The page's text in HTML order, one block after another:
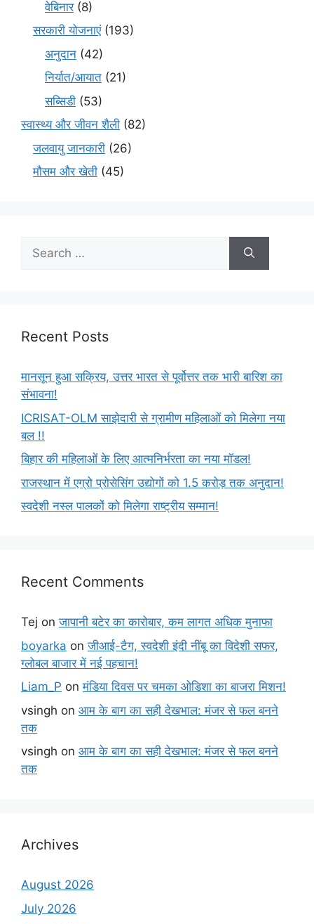
वेबिनार(8)
सरकारी योजनाएं(193)
अनुदान (42)
निर्यात/आयात (21)
सब्सिडी (53)
स्वास्थ्य और जीवन शैली (82)
जलवायु जानकारी (26)
मौसम और खेती (45)
Recent Posts
मानसून हुआ सक्रिय, उत्तर भारत से पूर्वोत्तर तक भारी बारिश का
संभावना!
ICRISAT-OLM साझेदारी से ग्रामीण महिलाओं को मिलेगा नया
बल !!
बिहार की महिलाओं के लिए आत्मनिर्भरता का नया मॉडल!
राजस्थान में एग्रो प्रोसेसिंग उद्योगों को 1.5 करोड़ तक अनुदान!
स्वदेशी नस्ल पालकों को मिलेगा राष्ट्रीय सम्मान!
Recent Comments
Tej onजापानी बटेर का कारोबार, कम लागत अधिक मुनाफा
boyarka onजीआई-टैग, स्वदेशी इंदी नींबू का विदेशी सफर,
ग्लोबल बाजार में नई पहचान!
Liam_P onमंडिया दिवस पर चमका ओडिशा का बाजरा मिशन!
vsingh on आम के बाग का सही देखभाल: मंजर से फल बनने
तक
vsingh on आम के बाग का सही देखभाल: मंजर से फल बनने
तक
Archives
August 2026
July 2026